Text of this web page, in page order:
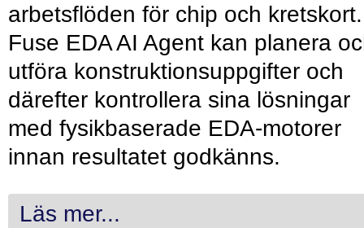
arbetsflöden för chip och kretskort.
Fuse EDA AI Agent kan planera
utföra konstruktionsuppgifter och
därefter kontrollera sina lösningar
med fysikbaserade EDA-motorer
innan resultatet godkänns.
Läs mer...